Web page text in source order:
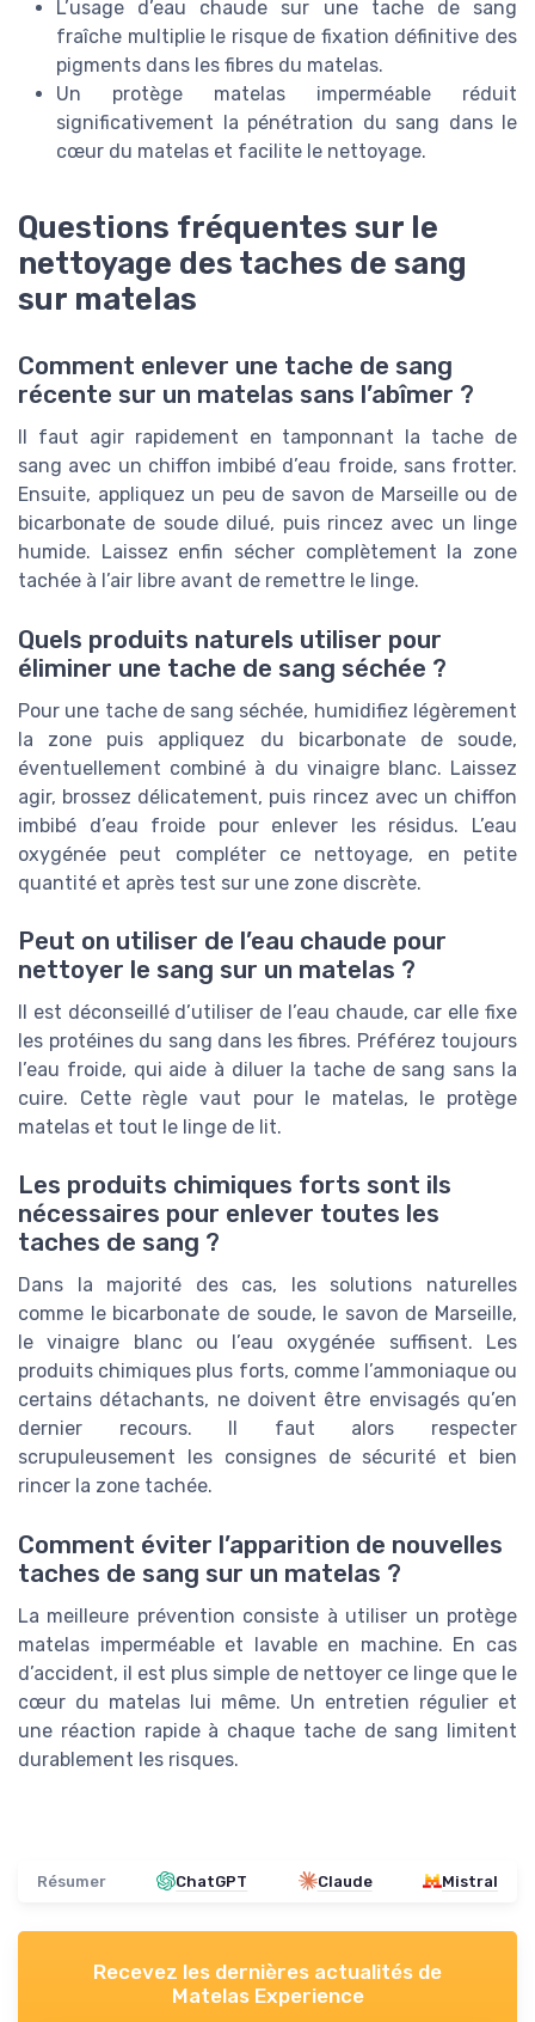
L’usage d’eau chaude sur une tache de sang
fraîche multiplie le risque de fixation définitive des
pigments dans les fibres du matelas.
Un protège matelas imperméable réduit
significativement la pénétration du sang dans le
cœur du matelas et facilite le nettoyage.
Questions fréquentes sur le
nettoyage des taches de sang
sur matelas
Comment enlever une tache de sang
récente sur un matelas sans l’abîmer ?
Il faut agir rapidement en tamponnant la tache de
sang avec un chiffon imbibé d’eau froide, sans frotter.
Ensuite, appliquez un peu de savon de Marseille ou de
bicarbonate de soude dilué, puis rincez avec un linge
humide. Laissez enfin sécher complètement la zone
tachée à l’air libre avant de remettre le linge.
Quels produits naturels utiliser pour
éliminer une tache de sang séchée ?
Pour une tache de sang séchée, humidifiez légèrement
la zone puis appliquez du bicarbonate de soude,
éventuellement combiné à du vinaigre blanc. Laissez
agir, brossez délicatement, puis rincez avec un chiffon
imbibé d’eau froide pour enlever les résidus. L’eau
oxygénée peut compléter ce nettoyage, en petite
quantité et après test sur une zone discrète.
Peut on utiliser de l’eau chaude pour
nettoyer le sang sur un matelas ?
Il est déconseillé d’utiliser de l’eau chaude, car elle fixe
les protéines du sang dans les fibres. Préférez toujours
l’eau froide, qui aide à diluer la tache de sang sans la
cuire. Cette règle vaut pour le matelas, le protège
matelas et tout le linge de lit.
Les produits chimiques forts sont ils
nécessaires pour enlever toutes les
taches de sang ?
Dans la majorité des cas, les solutions naturelles
comme le bicarbonate de soude, le savon de Marseille,
le vinaigre blanc ou l’eau oxygénée suffisent. Les
produits chimiques plus forts, comme l’ammoniaque ou
certains détachants, ne doivent être envisagés qu’en
dernier recours. Il faut alors respecter
scrupuleusement les consignes de sécurité et bien
rincer la zone tachée.
Comment éviter l’apparition de nouvelles
taches de sang sur un matelas ?
La meilleure prévention consiste à utiliser un protège
matelas imperméable et lavable en machine. En cas
d’accident, il est plus simple de nettoyer ce linge que le
cœur du matelas lui même. Un entretien régulier et
une réaction rapide à chaque tache de sang limitent
durablement les risques.
Résumer ChatGPT Claude Mistral
Recevez les dernières actualités de
Matelas Experience